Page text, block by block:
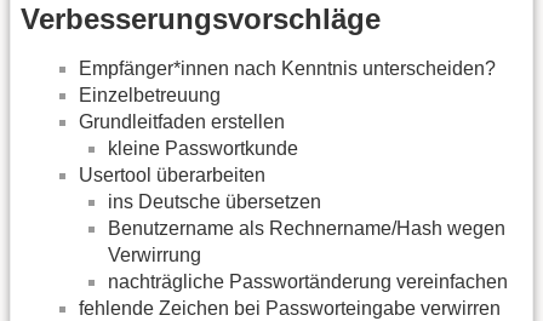
Verbesserungsvorschläge
Empfänger*innen nach Kenntnis unterscheiden?
Einzelbetreuung
Grundleitfaden erstellen
kleine Passwortkunde
Usertool überarbeiten
ins Deutsche übersetzen
Benutzername als Rechnername/Hash wegen
Verwirrung
nachträgliche Passwortänderung vereinfachen
fehlende Zeichen bei Passworteingabe verwirren